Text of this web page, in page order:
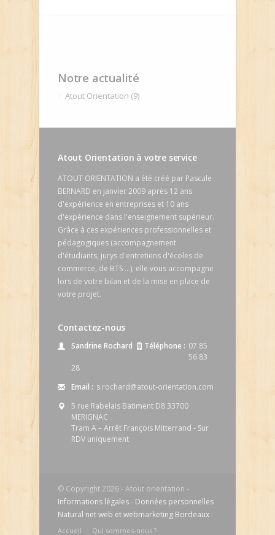
Notre actualité
Atout Orientation (9)
Atout Orientation à votre service
ATOUT ORIENTATION a été créé par Pascale
BERNARD en janvier 2009 après 12 ans
d'expérience en entreprises et 10 ans
d'expérience dans l'enseignement supérieur.
Grâce à ces expériences professionnelles et
pédagogiques (accompagnement
d'étudiants, jurys d'entretiens d'écoles de
commerce, de BTS ...), elle vous accompagne
lors de votre bilan et de la mise en place de
votre projet.
Contactez-nous
Sandrine Rochard Téléphone : 07 85
56 83
28
Email : s.rochard@atout-orientation.com
5 rue Rabelais Batiment D8 33700
MERIGNAC
Tram A – Arrêt François Mitterrand - Sur
RDV uniquement
© Copyright 2026 - Atout orientation -
Informations légales- Données personnelles
Natural net web et webmarketing Bordeaux
Accueil Qui sommes-nous ?